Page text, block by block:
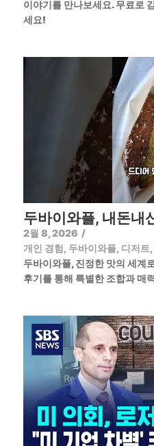
이야기를 만나보세요. 무료로
세요!
두바이와플, 내돈내
2월 8, 2026 /
개인 경험, 두바이와플, 디저트,
두바이와플, 진정한 맛의 세계
후기를 통해 특별한 조합과 매